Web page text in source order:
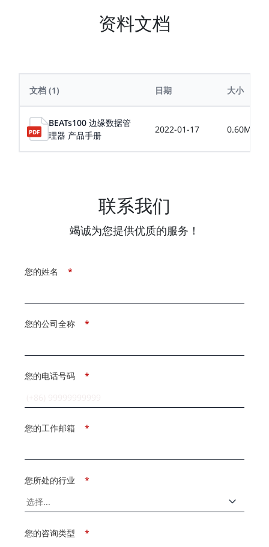
资料文档
文档 (1) 日期 大小
BEATs100 边缘数据管
理器 产品手册
2022-01-17 0.60MB
联系我们
竭诚为您提供优质的服务！
*
您的姓名
*
您的公司全称
*
您的电话号码
*
您的工作邮箱
*
您所处的行业
*
您的咨询类型